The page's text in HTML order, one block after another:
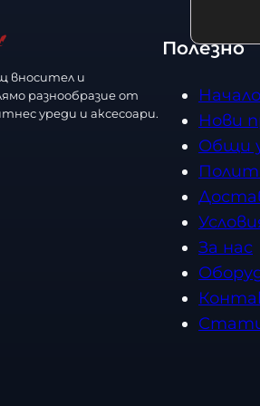
а
с
вносител и
разнообразие от
уреди и аксесоари.
Полезно
Начало
Нови
Общи
За нас